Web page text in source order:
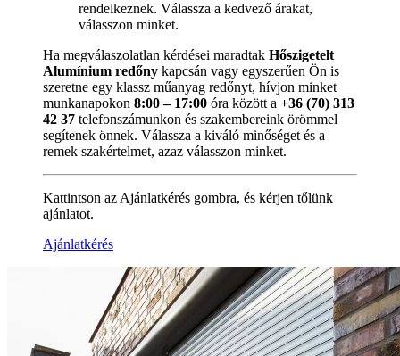
rendelkeznek. Válassza a kedvező árakat,
válasszon minket.
Ha megválaszolatlan kérdései maradtak Hőszigetelt
Alumínium redőny kapcsán vagy egyszerűen Ön is
szeretne egy klassz műanyag redőnyt, hívjon minket
munkanapokon 8:00 – 17:00 óra között a +36 (70) 313
42 37 telefonszámunkon és szakembereink örömmel
segítenek önnek. Válassza a kiváló minőséget és a
remek szakértelmet, azaz válasszon minket.
Kattintson az Ajánlatkérés gombra, és kérjen tőlünk
ajánlatot.
Ajánlatkérés